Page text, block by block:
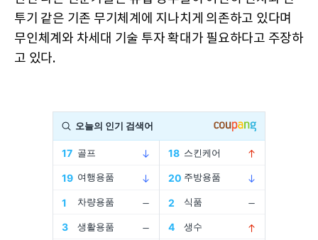
투기 같은 기존 무기체계에 지나치게 의존하고 있다며
무인체계와 차세대 기술 투자 확대가 필요하다고 주장하
고 있다.